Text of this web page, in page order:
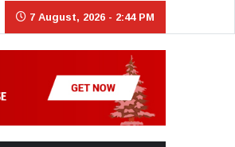
7 August, 2026 - 2:44 PM